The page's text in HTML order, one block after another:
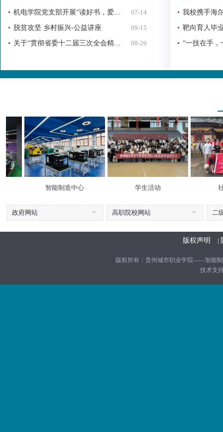
机电学院党支部开展“读好书，爱读书”主题党日 07-14
脱贫攻坚 乡村振兴-公益讲座 09-15
关于“贯彻省委十二届三次全会精神学习”主题会议 08-26
靶向育人毕
智能制造中心 学生活动 社
政府网站 高职院校网站 二
版权声明 |
版权所有：贵州城市职业学院——智能制
技术支